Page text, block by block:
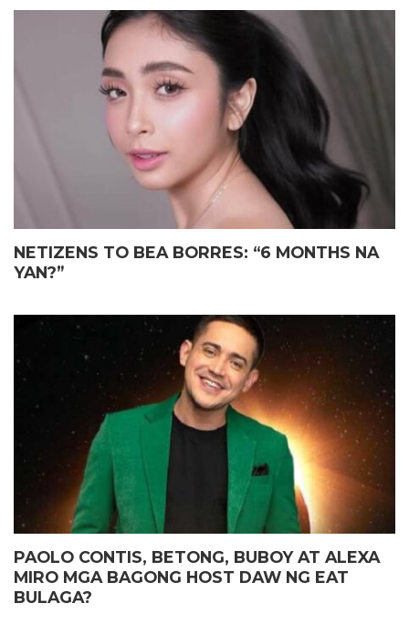
NETIZENS TO BEA BORRES: “6 MONTHS NA
YAN?”
PAOLO CONTIS, BETONG, BUBOY AT ALEXA
MIRO MGA BAGONG HOST DAW NG EAT
BULAGA?